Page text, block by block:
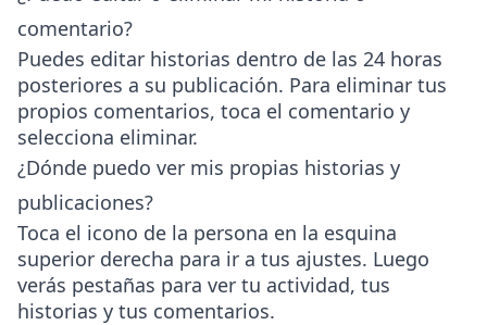
comentario?
Puedes editar historias dentro de las 24 horas
posteriores a su publicación. Para eliminar tus
propios comentarios, toca el comentario y
selecciona eliminar.
¿Dónde puedo ver mis propias historias y
publicaciones?
Toca el icono de la persona en la esquina
superior derecha para ir a tus ajustes. Luego
verás pestañas para ver tu actividad, tus
historias y tus comentarios.